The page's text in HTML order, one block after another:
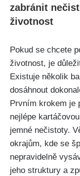
zabránit
životnost
Pokud se chcete
životnost, je
Existuje několik
⁢dosáhnout
Prvním krokem​ je
nejlépe
jemné nečistoty.
okrajům, kde ⁢se
nepravidelně
jeho struktury a